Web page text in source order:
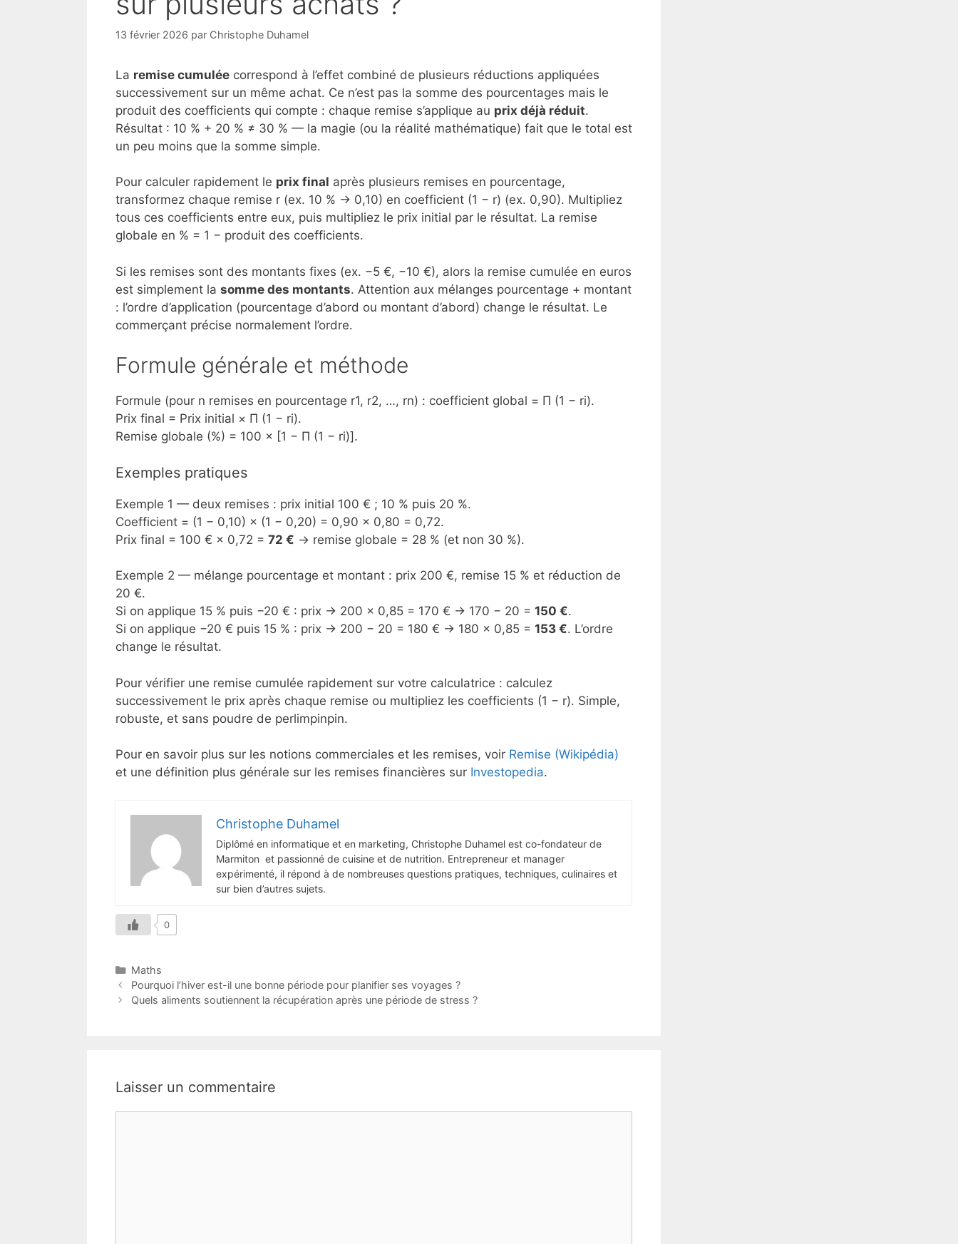
13 février 2026 par Christophe Duhamel
La remise cumulée correspond à l’effet combiné de plusieurs réductions appliquées
successivement sur un même achat. Ce n’est pas la somme des pourcentages mais le
produit des coefficients qui compte : chaque remise s’applique au prix déjà réduit.
Résultat : 10 % + 20 % ≠ 30 % — la magie (ou la réalité mathématique) fait que le total est
un peu moins que la somme simple.
Pour calculer rapidement le prix final après plusieurs remises en pourcentage,
transformez chaque remise r (ex. 10 % → 0,10) en coefficient (1 − r) (ex. 0,90). Multipliez
tous ces coefficients entre eux, puis multipliez le prix initial par le résultat. La remise
globale en % = 1 − produit des coefficients.
Si les remises sont des montants fixes (ex. −5 €, −10 €), alors la remise cumulée en euros
est simplement la somme des montants. Attention aux mélanges pourcentage + montant
: l’ordre d’application (pourcentage d’abord ou montant d’abord) change le résultat. Le
commerçant précise normalement l’ordre.
Formule générale et méthode
Formule (pour n remises en pourcentage r1, r2, …, rn) : coefficient global = Π (1 − ri).
Prix final = Prix initial × Π (1 − ri).
Remise globale (%) = 100 × [1 − Π (1 − ri)].
Exemples pratiques
Exemple 1 — deux remises : prix initial 100 € ; 10 % puis 20 %.
Coefficient = (1 − 0,10) × (1 − 0,20) = 0,90 × 0,80 = 0,72.
Prix final = 100 € × 0,72 = 72 € → remise globale = 28 % (et non 30 %).
Exemple 2 — mélange pourcentage et montant : prix 200 €, remise 15 % et réduction de
20 €.
Si on applique 15 % puis −20 € : prix → 200 × 0,85 = 170 € → 170 − 20 = 150 €.
Si on applique −20 € puis 15 % : prix → 200 − 20 = 180 € → 180 × 0,85 = 153 €. L’ordre
change le résultat.
Pour vérifier une remise cumulée rapidement sur votre calculatrice : calculez
successivement le prix après chaque remise ou multipliez les coefficients (1 − r). Simple,
robuste, et sans poudre de perlimpinpin.
Pour en savoir plus sur les notions commerciales et les remises, voir Remise (Wikipédia)
et une définition plus générale sur les remises financières sur Investopedia.
Christophe Duhamel
Diplômé en informatique et en marketing, Christophe Duhamel est co-fondateur de
Marmiton et passionné de cuisine et de nutrition. Entrepreneur et manager
expérimenté, il répond à de nombreuses questions pratiques, techniques, culinaires et
sur bien d’autres sujets.
0
Catégories
Maths
Pourquoi l’hiver est-il une bonne période pour planifier ses voyages ?
Quels aliments soutiennent la récupération après une période de stress ?
Laisser un commentaire